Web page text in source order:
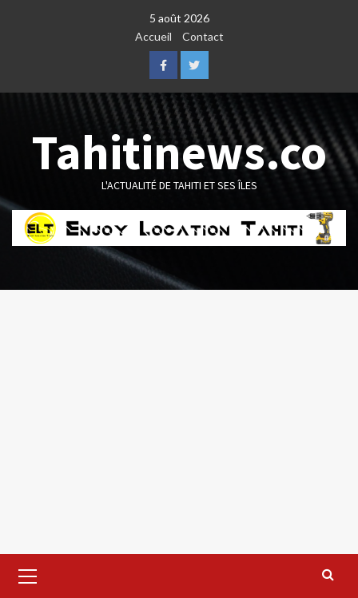
5 août 2026
Accueil
Contact
FacebookTwitter
Tahitinews.co
L'ACTUALITÉ DE TAHITI ET SES ÎLES
Menu